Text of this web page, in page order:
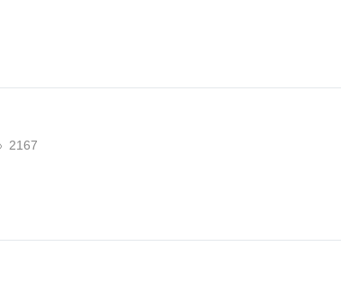
2167